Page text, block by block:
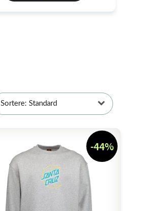
Sortere: Standard
-44%